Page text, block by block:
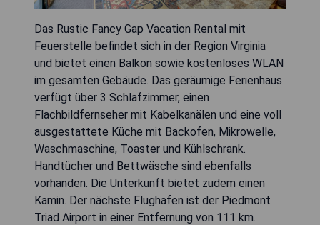
Das Rustic Fancy Gap Vacation Rental mit
Feuerstelle befindet sich in der Region Virginia
und bietet einen Balkon sowie kostenloses WLAN
im gesamten Gebäude. Das geräumige Ferienhaus
verfügt über 3 Schlafzimmer, einen
Flachbildfernseher mit Kabelkanälen und eine voll
ausgestattete Küche mit Backofen, Mikrowelle,
Waschmaschine, Toaster und Kühlschrank.
Handtücher und Bettwäsche sind ebenfalls
vorhanden. Die Unterkunft bietet zudem einen
Kamin. Der nächste Flughafen ist der Piedmont
Triad Airport in einer Entfernung von 111 km.